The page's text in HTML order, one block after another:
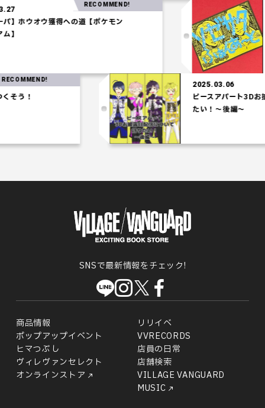
統一パ】ホウオウ獲得への道【ポケモン
シアム】
RECOMMEND!
！
2025.03.06
ピースアパート3Dお披露
たい！～後編～
SNSで最新情報をチェック!
商品情報
リリイベ
ポップアップイベント
VVRECORDS
ヒマつぶし
店員の日常
ヴィレヴァンセレクト
店舗検索
オンラインストア
VILLAGE VANGUARD
MUSIC